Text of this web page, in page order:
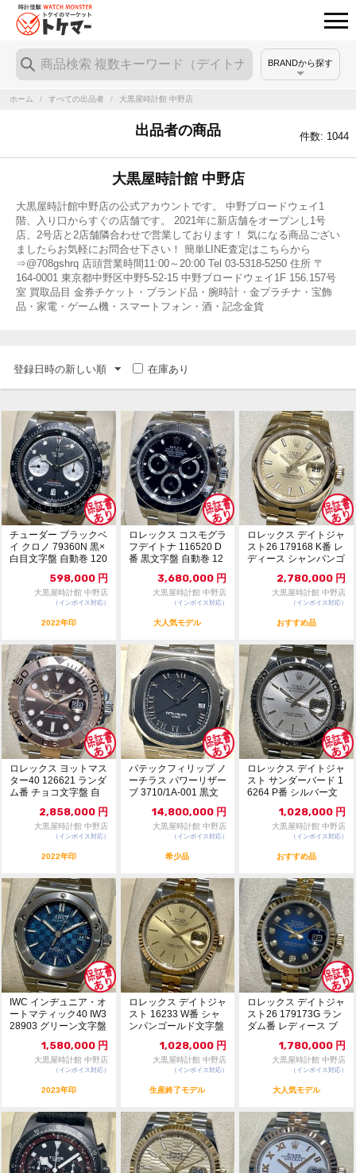
BRANDから探す
ホーム / すべての出品者 / 大黒屋時計館 中野店
出品者の商品 件数: 1044
大黒屋時計館 中野店
大黒屋時計館中野店の公式アカウントです。 中野ブロードウェイ1
階、入り口からすぐの店舗です。 2021年に新店舗をオープンし1号
店、2号店と2店舗隣合わせで営業しております！ 気になる商品ござい
ましたらお気軽にお問合せ下さい！ 簡単LINE査定はこちらから
⇒@708gshrq 店頭営業時間11:00～20:00 Tel 03-5318-5250 住所 〒
164-0001 東京都中野区中野5-52-15 中野ブロードウェイ1F 156.157号
室 買取品目 金券チケット・ブランド品・腕時計・金プラチナ・宝飾
品・家電・ゲーム機・スマートフォン・酒・記念金貨
登録日時の新しい順 在庫あり
チューダー ブラックベ
イ クロノ 79360N 黒×
白目文字盤 自動巻 120
598,000 円
大黒屋時計館 中野店
（インボイス対応）
2022年印
ロレックス コスモグラ
フデイトナ 116520 D
番 黒文字盤 自動巻 12
3,680,000 円
大黒屋時計館 中野店
（インボイス対応）
大人気モデル
ロレックス デイトジャ
スト26 179168 K番 レ
ディース シャンパンゴ
2,780,000 円
大黒屋時計館 中野店
（インボイス対応）
おすすめ品
ロレックス ヨットマス
ター40 126621 ランダ
ム番 チョコ文字盤 自
2,858,000 円
大黒屋時計館 中野店
（インボイス対応）
2022年印
パテックフィリップ ノ
ーチラス パワーリザー
ブ 3710/1A-001 黒文
14,800,000 円
大黒屋時計館 中野店
（インボイス対応）
希少品
ロレックス デイトジャ
スト サンダーバード 1
6264 P番 シルバー文
1,028,000 円
大黒屋時計館 中野店
（インボイス対応）
おすすめ品
IWC インヂュニア・オ
ートマティック40 IW3
28903 グリーン文字盤
1,580,000 円
大黒屋時計館 中野店
（インボイス対応）
2023年印
ロレックス デイトジャ
スト 16233 W番 シャ
ンパンゴールド文字盤
1,028,000 円
大黒屋時計館 中野店
（インボイス対応）
生産終了モデル
ロレックス デイトジャ
スト26 179173G ラン
ダム番 レディース ブ
1,780,000 円
大黒屋時計館 中野店
（インボイス対応）
大人気モデル